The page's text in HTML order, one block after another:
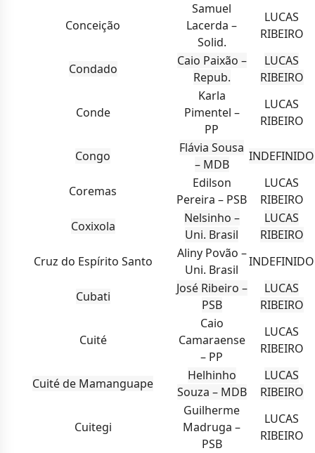
Conceição
Samuel
Lacerda –
Solid.
LUCAS
RIBEIRO
Condado
Caio Paixão –
Repub.
LUCAS
RIBEIRO
Conde
Karla
Pimentel –
PP
LUCAS
RIBEIRO
Congo
Flávia Sousa
– MDB
INDEFINIDO
Coremas
Edilson
Pereira – PSB
LUCAS
RIBEIRO
Coxixola
Nelsinho –
Uni. Brasil
LUCAS
RIBEIRO
Cruz do Espírito Santo
Aliny Povão –
Uni. Brasil
INDEFINIDO
Cubati
José Ribeiro –
PSB
LUCAS
RIBEIRO
Cuité
Caio
Camaraense
– PP
LUCAS
RIBEIRO
Cuité de Mamanguape
Helhinho
Souza – MDB
LUCAS
RIBEIRO
Cuitegi
Guilherme
Madruga –
PSB
LUCAS
RIBEIRO